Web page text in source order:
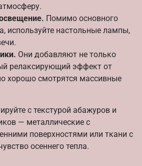
Помимо основного
используйте настольные лампы,
Они добавляют не только
релаксирующий эффект от
хорошо смотрятся массивные
с текстурой абажуров и
— металлические с
поверхностями или ткани с
осеннего тепла.